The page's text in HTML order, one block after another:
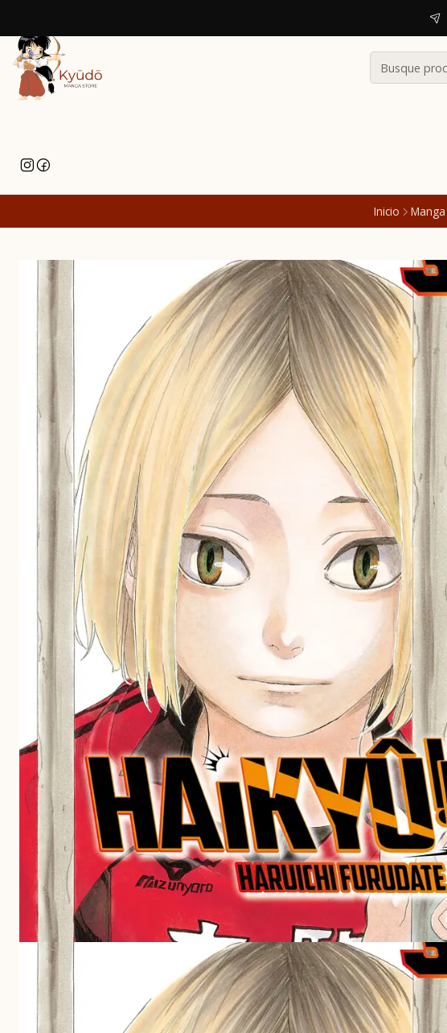
Inicio Manga